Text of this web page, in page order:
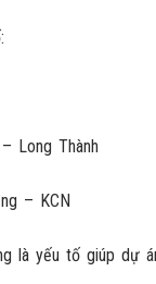
Long Thành
– KCN
là yếu tố giúp dự